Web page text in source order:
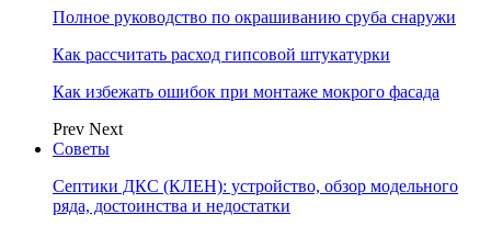
Полное руководство по окрашиванию сруба снаружи
Как рассчитать расход гипсовой штукатурки
Как избежать ошибок при монтаже мокрого фасада
Prev Next
Советы
Септики ДКС (КЛЕН): устройство, обзор модельного
ряда, достоинства и недостатки